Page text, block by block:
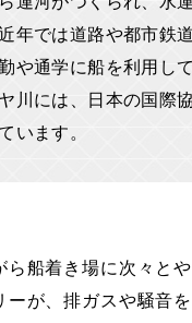
年では道路や都市鉄
や通学に船を利用し
川には、日本の国際
います。
ら船着き場に次々と
ーが、排ガスや騒音